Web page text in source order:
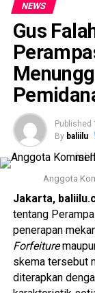
Menurutnya,
penegakan
mewujudkan
dan akuntabel.
Meski demikian,
kewenangan
dalam kondisi
dan situasional,
yang tetap
“Penindakan
terbatas
dan berpotensi
membahayakan
Adapun
NEWS
Gus
Published
By baliilu
Anggota
Jakarta,
tentang
penerapan
Forfeiture
skema tersebut
diterapkan